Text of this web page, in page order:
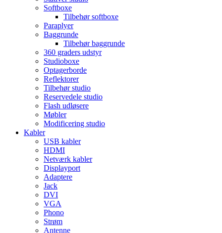
Softboxe
Tilbehør softboxe
Paraplyer
Baggrunde
Tilbehør baggrunde
360 graders udstyr
Studioboxe
Optagerborde
Reflektorer
Tilbehør studio
Reservedele studio
Flash udløsere
Møbler
Modificering studio
Kabler
USB kabler
HDMI
Netværk kabler
Displayport
Adaptere
Jack
DVI
VGA
Phono
Strøm
Antenne